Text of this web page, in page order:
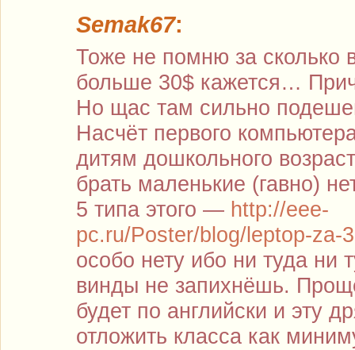
Semak67:
Тоже не помню за сколько
больше 30$ кажется…
Но щас там сильно
Насчёт первого
дитям дошкольного
брать маленькие (гавно)
5 типа этого — http://eee-
pc.ru/Poster/blog/leptop-za-
особо нету ибо ни туда ни
винды не запихнёшь.
будет по английски и эту
отложить класса как